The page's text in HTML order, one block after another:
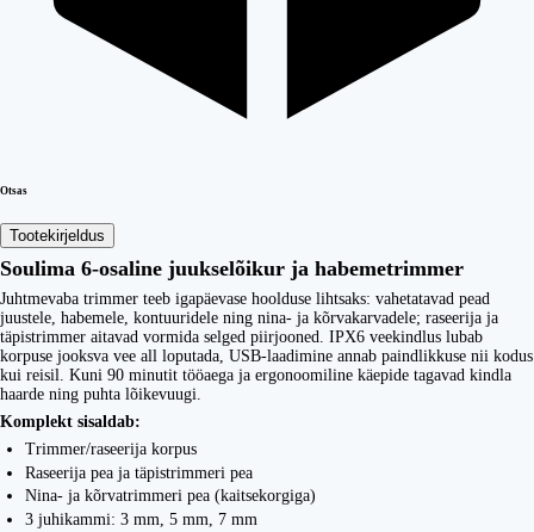
Otsas
Tootekirjeldus
Soulima 6-osaline juukselõikur ja habemetrimmer
Juhtmevaba trimmer teeb igapäevase hoolduse lihtsaks: vahetatavad pead
juustele, habemele, kontuuridele ning nina- ja kõrvakarvadele; raseerija ja
täpistrimmer aitavad vormida selged piirjooned. IPX6 veekindlus lubab
korpuse jooksva vee all loputada, USB-laadimine annab paindlikkuse nii kodus
kui reisil. Kuni 90 minutit tööaega ja ergonoomiline käepide tagavad kindla
haarde ning puhta lõikevuugi.
Komplekt sisaldab:
Trimmer/raseerija korpus
Raseerija pea ja täpistrimmeri pea
Nina- ja kõrvatrimmeri pea (kaitsekorgiga)
3 juhikammi: 3 mm, 5 mm, 7 mm